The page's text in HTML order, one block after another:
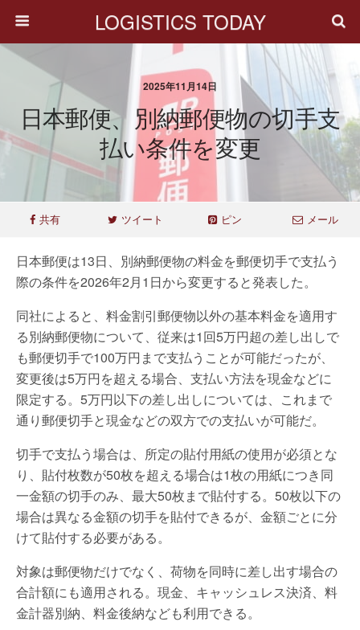
LOGISTICS TODAY
2025年11月14日
日本郵便、別納郵便物の切手支
払い条件を変更
共有 ツイート ピン メール
日本郵便は13日、別納郵便物の料金を郵便切手で支払う
際の条件を2026年2月1日から変更すると発表した。
同社によると、料金割引郵便物以外の基本料金を適用す
る別納郵便物について、従来は1回5万円超の差し出しで
も郵便切手で100万円まで支払うことが可能だったが、
変更後は5万円を超える場合、支払い方法を現金などに
限定する。5万円以下の差し出しについては、これまで
通り郵便切手と現金などの双方での支払いが可能だ。
切手で支払う場合は、所定の貼付用紙の使用が必須とな
り、貼付枚数が50枚を超える場合は1枚の用紙につき同
一金額の切手のみ、最大50枚まで貼付する。50枚以下の
場合は異なる金額の切手を貼付できるが、金額ごとに分
けて貼付する必要がある。
対象は郵便物だけでなく、荷物を同時に差し出す場合の
合計額にも適用される。現金、キャッシュレス決済、料
金計器別納、料金後納なども利用できる。